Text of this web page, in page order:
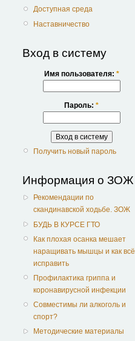
Доступная среда
Наставничество
Вход в систему
Имя пользователя: *
Пароль: *
Получить новый пароль
Информация о ЗОЖ
Рекомендации по
скандинавской ходьбе. ЗОЖ
БУДЬ В КУРСЕ ГТО
Как плохая осанка мешает
наращивать мышцы и как всё
исправить
Профилактика гриппа и
коронавирусной инфекции
Совместимы ли алкоголь и
спорт?
Методические материалы